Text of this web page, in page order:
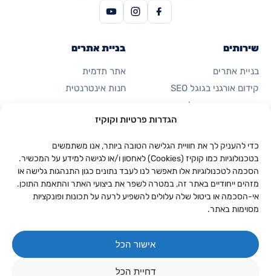
הגדרות פרטיות וקוקיז
כדי להעניק לך את חוויית הגלישה הטובה ביותר, אנו משתמשים
בטכנולוגיות כמו קוקיז (Cookies) לאחסון ו/או לגישה למידע על המכשיר.
הסכמה לטכנולוגיות אלו תאפשר לנו לעבד נתונים כגון התנהגות גלישה או
מזהים ייחודיים באתר זה, במטרה לשפר את ביצועי האתר והתאמת התוכן.
אי-הסכמה או ביטול שלה עלולים להשפיע לרעה על תכונות ופונקציות
מסוימות באתר.
אישור הכל
דחיית הכל
שירותים
בניית אתרים
קידום אורגני בגוגל SEO
פרסום ממומן בגוגל
קידום ברשתות חברתיות
בניית אתרים
אתר תדמית
חנות אינטרנטית
כרטיס ביקור דיגיטלי
החברה
אודות
תיק עבודות
מחירון
יצירת קשר
יצירת קשר
053-923-0094